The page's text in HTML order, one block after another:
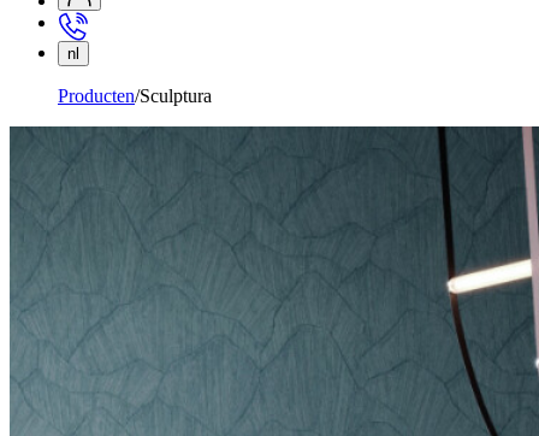
nl
Producten Sculptura